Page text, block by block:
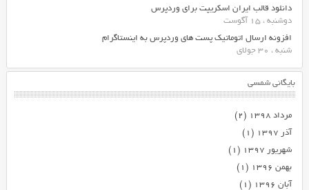
دانلود قالب ایران اسکریپت برای وردپرس
دوشنبه ، 15 آگوست
افزونه ارسال اتوماتیک پست های وردپرس به اینستاگرام
شنبه ، 30 جولای
بایگانی شمسی
مرداد ۱۳۹۸
(۲)
آذر ۱۳۹۷
(۱)
شهریور ۱۳۹۷
(۱)
بهمن ۱۳۹۶
(۱)
آبان ۱۳۹۶
(۱)